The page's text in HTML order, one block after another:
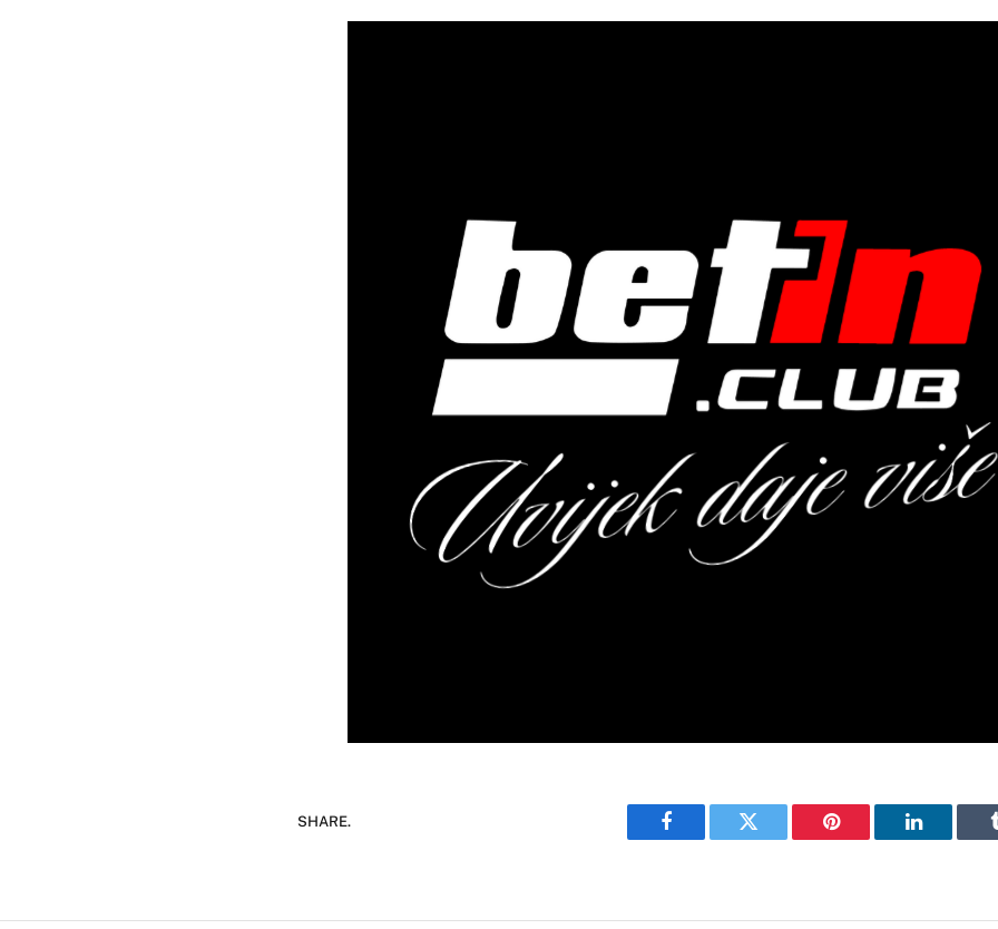
SHARE.
Facebook Twitter Pinterest LinkedIn